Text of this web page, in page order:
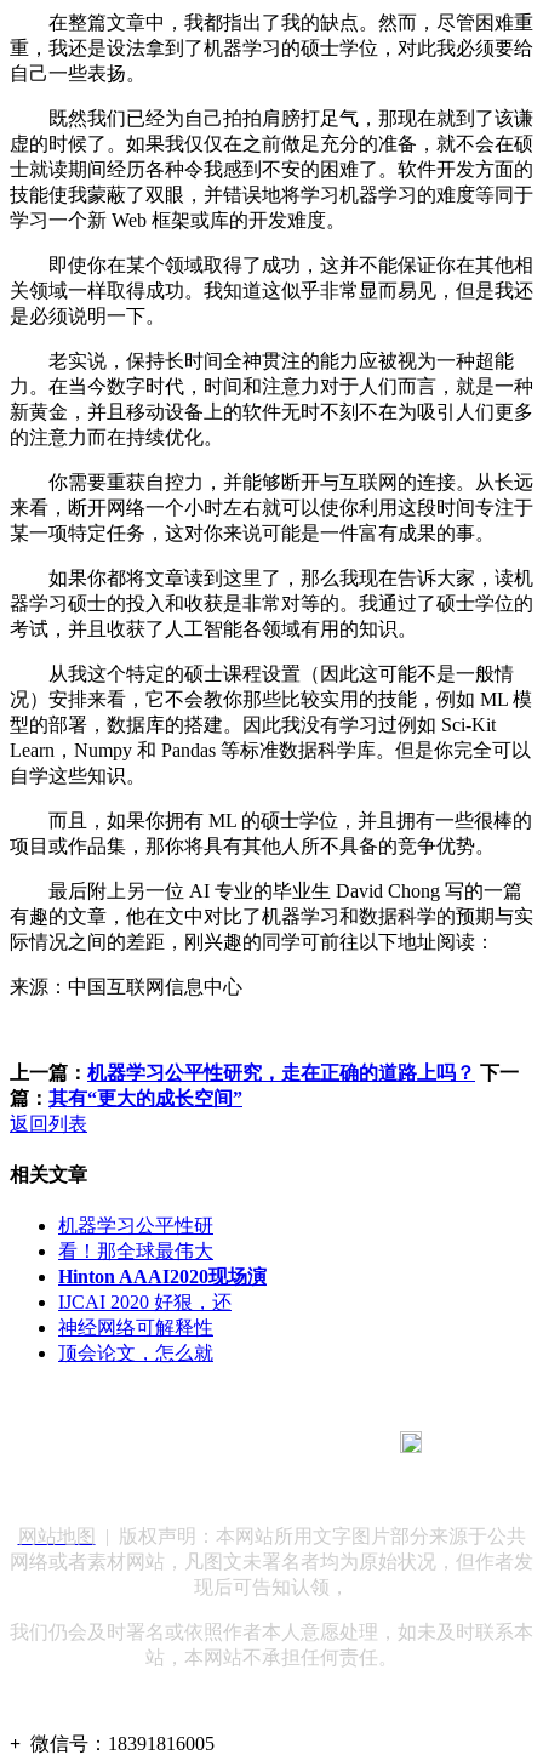
在整篇文章中，我都指出了我的缺点。然而，尽管困难重
重，我还是设法拿到了机器学习的硕士学位，对此我必须要给
自己一些表扬。
既然我们已经为自己拍拍肩膀打足气，那现在就到了该谦
虚的时候了。如果我仅仅在之前做足充分的准备，就不会在硕
士就读期间经历各种令我感到不安的困难了。软件开发方面的
技能使我蒙蔽了双眼，并错误地将学习机器学习的难度等同于
学习一个新 Web 框架或库的开发难度。
即使你在某个领域取得了成功，这并不能保证你在其他相
关领域一样取得成功。我知道这似乎非常显而易见，但是我还
是必须说明一下。
老实说，保持长时间全神贯注的能力应被视为一种超能
力。在当今数字时代，时间和注意力对于人们而言，就是一种
新黄金，并且移动设备上的软件无时不刻不在为吸引人们更多
的注意力而在持续优化。
你需要重获自控力，并能够断开与互联网的连接。从长远
来看，断开网络一个小时左右就可以使你利用这段时间专注于
某一项特定任务，这对你来说可能是一件富有成果的事。
如果你都将文章读到这里了，那么我现在告诉大家，读机
器学习硕士的投入和收获是非常对等的。我通过了硕士学位的
考试，并且收获了人工智能各领域有用的知识。
从我这个特定的硕士课程设置（因此这可能不是一般情
况）安排来看，它不会教你那些比较实用的技能，例如 ML 模
型的部署，数据库的搭建。因此我没有学习过例如 Sci-Kit
Learn，Numpy 和 Pandas 等标准数据科学库。但是你完全可以
自学这些知识。
而且，如果你拥有 ML 的硕士学位，并且拥有一些很棒的
项目或作品集，那你将具有其他人所不具备的竞争优势。
最后附上另一位 AI 专业的毕业生 David Chong 写的一篇
有趣的文章，他在文中对比了机器学习和数据科学的预期与实
际情况之间的差距，刚兴趣的同学可前往以下地址阅读：
来源：中国互联网信息中心
上一篇： 机器学习公平性研究，走在正确的道路上吗？ 下一
篇： 其有“更大的成长空间”
返回列表
相关文章
机器学习公平性研
看！那全球最伟大
Hinton AAAI2020现场演
IJCAI 2020 好狠，还
神经网络可解释性
顶会论文，怎么就
网站地图
| 版权声明：本网站所用文字图片部分来源于公共
网络或者素材网站，凡图文未署名者均为原始状况，但作者发
现后可告知认领，
我们仍会及时署名或依照作者本人意愿处理，如未及时联系本
站，本网站不承担任何责任。
+ 微信号： 18391816005